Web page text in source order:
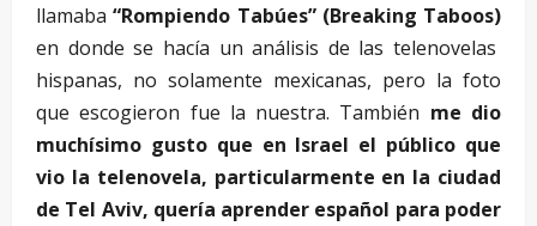
llamaba“Rompiendo Tabúes” (Breaking Taboos)
en donde se hacía un análisis de las telenovelas
hispanas, no solamente mexicanas, pero la foto
que escogieron fue la nuestra. También me dio
muchísimo gusto que en Israel el público que
vio la telenovela, particularmente en la ciudad
de Tel Aviv, quería aprender español para poder